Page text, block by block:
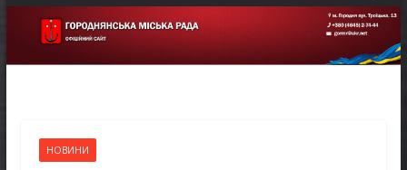
прав людини проводить опитування щодо
реалізації права осіб з інвалідністю на працю
НОВИНИ